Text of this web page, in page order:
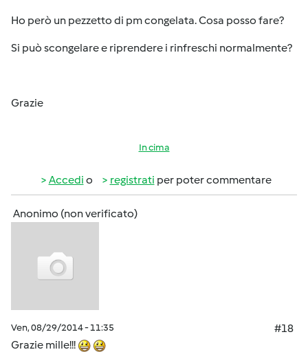
Ho però un pezzetto di pm congelata. Cosa posso fare?
Si può scongelare e riprendere i rinfreschi normalmente?
Grazie
In cima
Accedi o registrati per poter commentare
Anonimo (non verificato)
Ven, 08/29/2014 - 11:35
#18
Grazie mille!!!